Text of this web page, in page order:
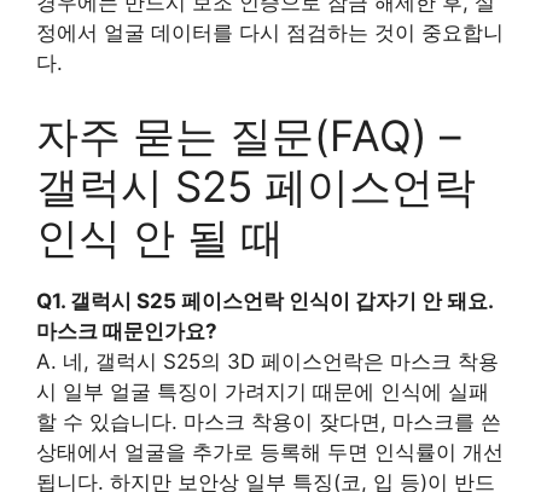
정에서 얼굴 데이터를 다시 점검하는 것이 중요합니
다.
자주 묻는 질문(FAQ) –
갤럭시 S25 페이스언락
인식 안 될 때
Q1. 갤럭시 S25 페이스언락 인식이 갑자기 안 돼요.
마스크 때문인가요?
A. 네, 갤럭시 S25의 3D 페이스언락은 마스크 착용
시 일부 얼굴 특징이 가려지기 때문에 인식에 실패
할 수 있습니다. 마스크 착용이 잦다면, 마스크를 쓴
상태에서 얼굴을 추가로 등록해 두면 인식률이 개선
됩니다. 하지만 보안상 일부 특징(코, 입 등)이 반드